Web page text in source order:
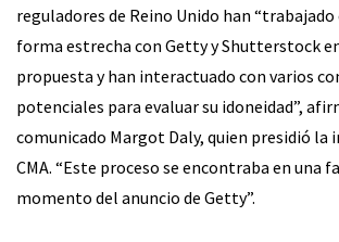
reguladores de Reino Unido han “trabajado
forma estrecha con Getty y Shutterstock
propuesta y han interactuado con varios
potenciales para evaluar su idoneidad”,
comunicado Margot Daly, quien presidió la
CMA. “Este proceso se encontraba en una
momento del anuncio de Getty”.